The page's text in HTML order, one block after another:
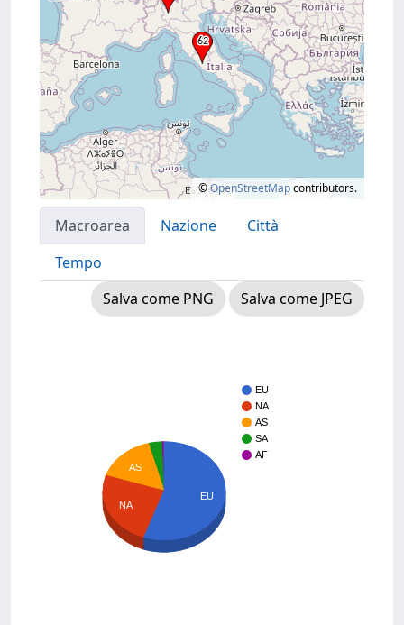
©OpenStreetMapcontributors.
Macroarea Nazione
Città
Tempo
Salva come PNG
Salva come JPEG
EU
NA
AS
SA
AF
AS
NA
EU